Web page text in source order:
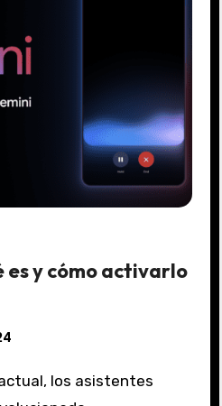
es y cómo activarlo
los asistentes